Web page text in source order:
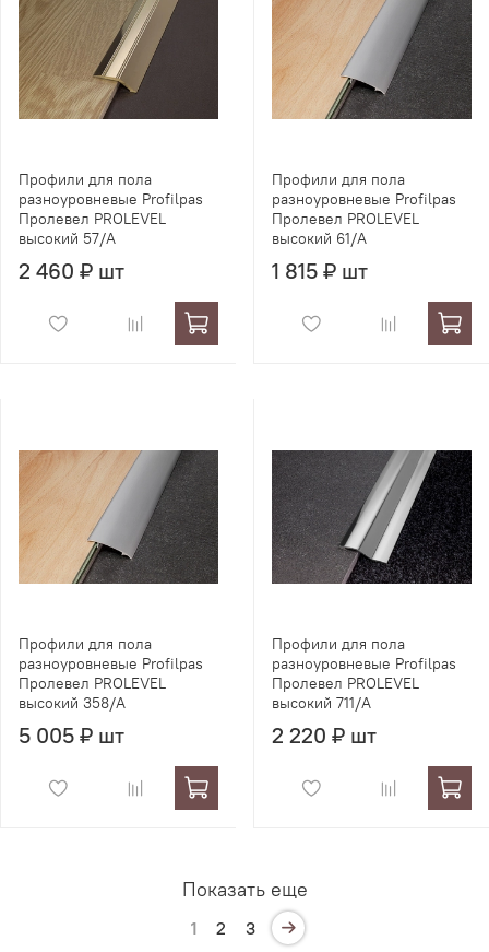
Профили для пола
разноуровневые Profilpas
Пролевел PROLEVEL
высокий 57/A
2 460 ₽ шт
Профили для пола
разноуровневые Profilpas
Пролевел PROLEVEL
высокий 61/A
1 815 ₽ шт
Профили для пола
разноуровневые Profilpas
Пролевел PROLEVEL
высокий 358/A
5 005 ₽ шт
Профили для пола
разноуровневые Profilpas
Пролевел PROLEVEL
высокий 711/A
2 220 ₽ шт
Показать еще
1 2 3